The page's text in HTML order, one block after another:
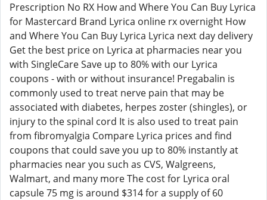
Prescription No RX How and Where You Can Buy Lyrica
for Mastercard Brand Lyrica online rx overnight How
and Where You Can Buy Lyrica Lyrica next day delivery
Get the best price on Lyrica at pharmacies near you
with SingleCare Save up to 80% with our Lyrica
coupons - with or without insurance! Pregabalin is
commonly used to treat nerve pain that may be
associated with diabetes, herpes zoster (shingles), or
injury to the spinal cord It is also used to treat pain
from fibromyalgia Compare Lyrica prices and find
coupons that could save you up to 80% instantly at
pharmacies near you such as CVS, Walgreens,
Walmart, and many more The cost for Lyrica oral
capsule 75 mg is around $314 for a supply of 60